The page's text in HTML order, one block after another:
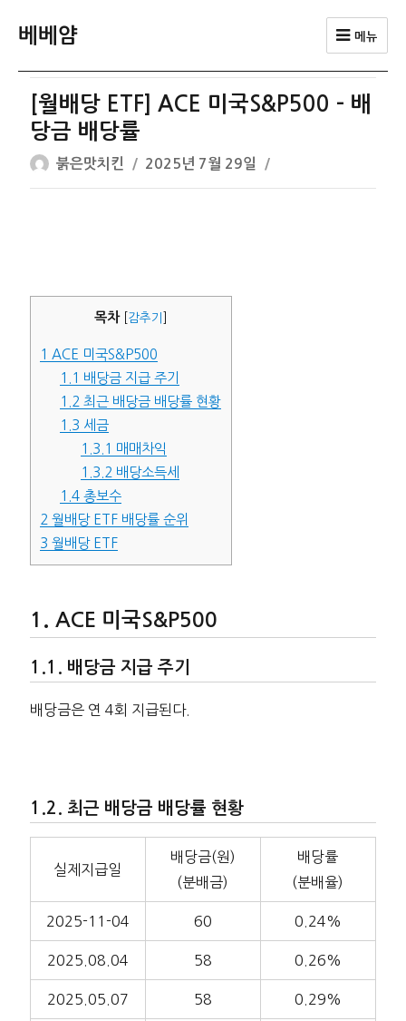
베베얌 메뉴
[월배당 ETF] ACE 미국S&P500 – 배
당금 배당률
글
쓴
붉은맛치킨
작
성
2025년 7월 29일
목차 감추기
1 ACE 미국S&P500
1.1 배당금 지급 주기
1.2 최근 배당금 배당률 현황
1.3 세금
1.3.1 매매차익
1.3.2 배당소득세
1.4 총보수
2 월배당 ETF 배당률 순위
3 월배당 ETF
ACE 미국S&P500
배당금 지급 주기
배당금은 연 4회 지급된다.
최근 배당금 배당률 현황
실제지급일
배당금(원)
(분배금)
배당률
(분배율)
2025-11-04 60 0.24%
2025.08.04 58 0.26%
2025.05.07 58 0.29%